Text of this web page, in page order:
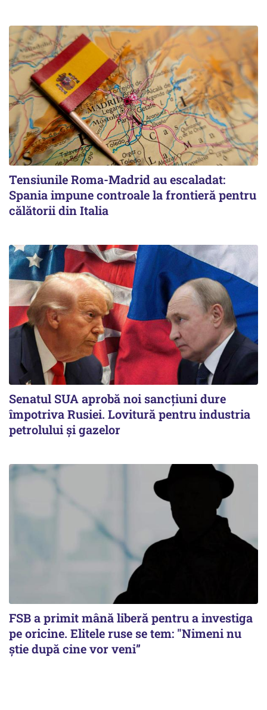
Tensiunile Roma-Madrid au escaladat:
Spania impune controale la frontieră pentru
călătorii din Italia
Senatul SUA aprobă noi sancțiuni dure
împotriva Rusiei. Lovitură pentru industria
petrolului și gazelor
FSB a primit mână liberă pentru a investiga
pe oricine. Elitele ruse se tem: "Nimeni nu
știe după cine vor veni”